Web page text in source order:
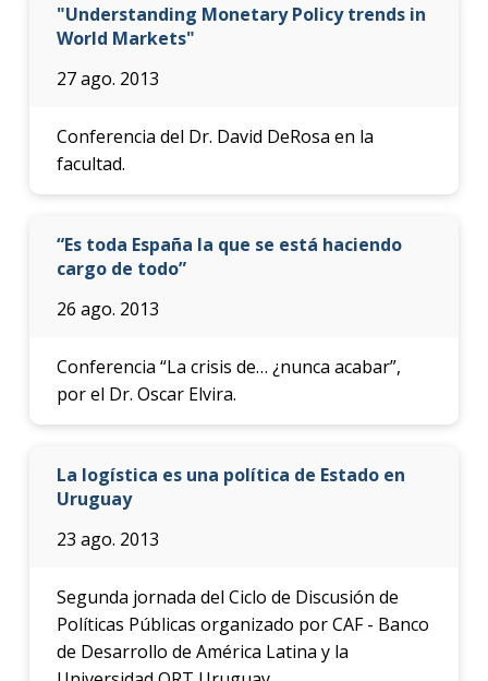
"Understanding Monetary Policy trends in
World Markets"
27 ago. 2013
Conferencia del Dr. David DeRosa en la
facultad.
“Es toda España la que se está haciendo
cargo de todo”
26 ago. 2013
Conferencia “La crisis de… ¿nunca acabar”,
por el Dr. Oscar Elvira.
La logística es una política de Estado en
Uruguay
23 ago. 2013
Segunda jornada del Ciclo de Discusión de
Políticas Públicas organizado por CAF - Banco
de Desarrollo de América Latina y la